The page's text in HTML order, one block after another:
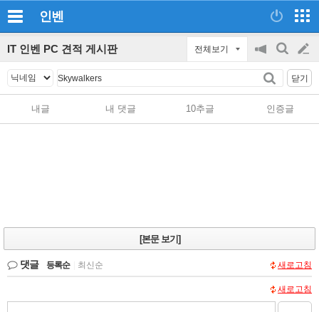
인벤
IT 인벤 PC 견적 게시판 전체보기
공
지
on/off
검
글
쓰
닫기
내글 내 댓글 10추글 인증글
[본문 보기]
댓글 등록순 최신순 새로고침
새로고침